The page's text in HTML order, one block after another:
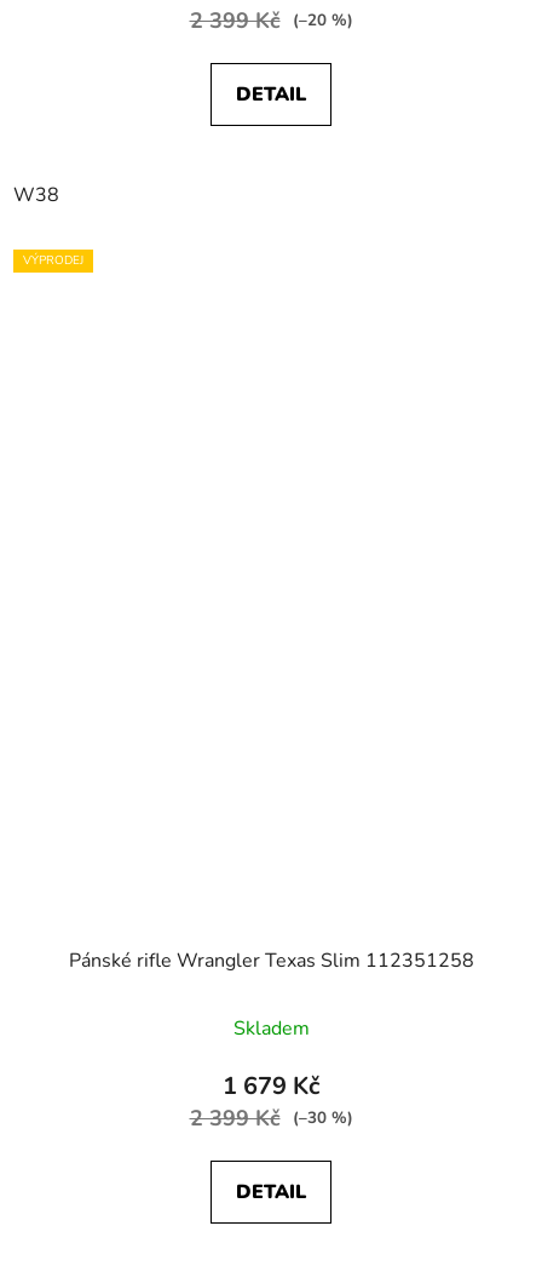
2 399 Kč (–20 %)
DETAIL
W38
VÝPRODEJ
Pánské rifle Wrangler Texas Slim 112351258
Skladem
1 679 Kč
2 399 Kč (–30 %)
DETAIL